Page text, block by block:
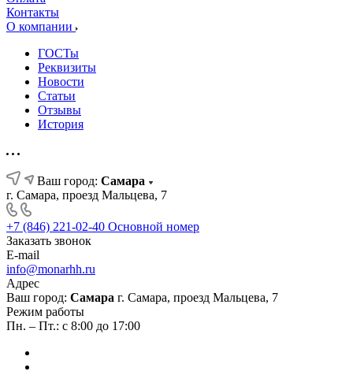
Контакты
О компании
ГОСТы
Реквизиты
Новости
Статьи
Отзывы
История
Ваш город: Самара
г. Самара, проезд Мальцева, 7
+7 (846) 221-02-40 Основной номер
Заказать звонок
E-mail
info@monarhh.ru
Адрес
Ваш город: Самара г. Самара, проезд Мальцева, 7
Режим работы
Пн. – Пт.: с 8:00 до 17:00